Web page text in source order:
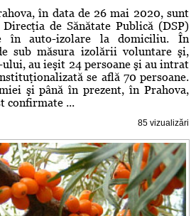
în data de 26 mai 2020, sunt
de Sănătate Publică (DSP)
în auto-izolare la domiciliu. În
sub măsura izolării voluntare şi,
au ieşit 24 persoane şi au intrat
se află 70 persoane.
şi până în prezent, în Prahova,
confirmate ...
85 vizualizări